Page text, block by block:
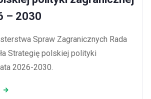
– 2030
Spraw Zagranicznych Rada
Strategię polskiej polityki
2026-2030.